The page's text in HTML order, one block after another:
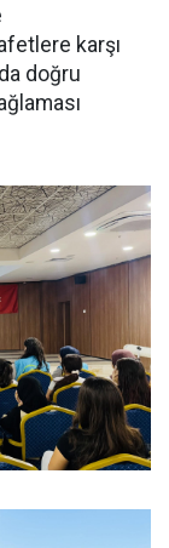
karşı
doğru